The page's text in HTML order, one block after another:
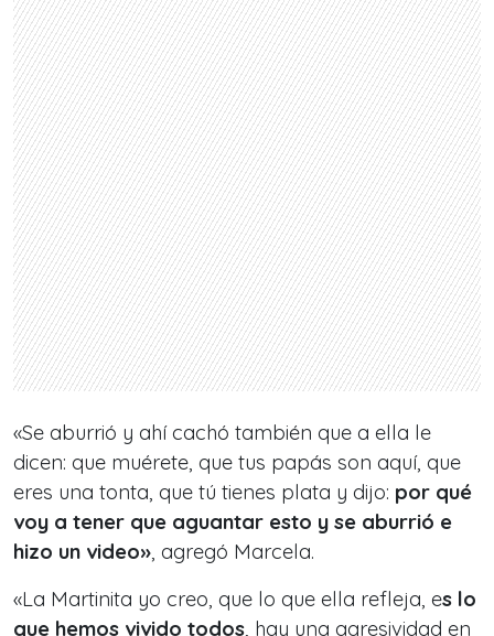
«Se aburrió y ahí cachó también que a ella le
dicen: que muérete, que tus papás son aquí, que
eres una tonta, que tú tienes plata y dijo: por qué
voy a tener que aguantar esto y se aburrió e
hizo un video» , agregó Marcela.
«La Martinita yo creo, que lo que ella refleja, es lo
que hemos vivido todos , hay una agresividad en